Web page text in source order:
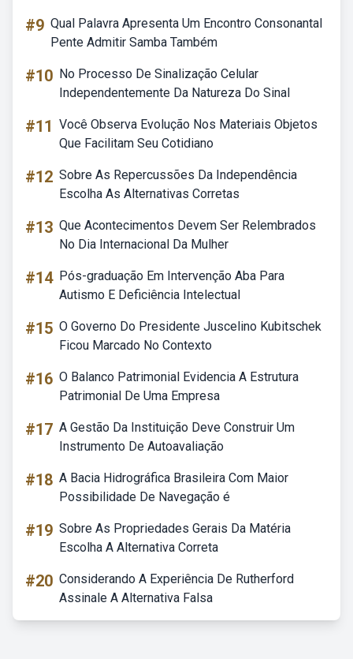
#9 Qual Palavra Apresenta Um Encontro Consonantal
Pente Admitir Samba Também
#10 No Processo De Sinalização Celular
Independentemente Da Natureza Do Sinal
#11 Você Observa Evolução Nos Materiais Objetos
Que Facilitam Seu Cotidiano
#12 Sobre As Repercussões Da Independência
Escolha As Alternativas Corretas
#13 Que Acontecimentos Devem Ser Relembrados
No Dia Internacional Da Mulher
#14 Pós-graduação Em Intervenção Aba Para
Autismo E Deficiência Intelectual
#15 O Governo Do Presidente Juscelino Kubitschek
Ficou Marcado No Contexto
#16 O Balanco Patrimonial Evidencia A Estrutura
Patrimonial De Uma Empresa
#17 A Gestão Da Instituição Deve Construir Um
Instrumento De Autoavaliação
#18 A Bacia Hidrográfica Brasileira Com Maior
Possibilidade De Navegação é
#19 Sobre As Propriedades Gerais Da Matéria
Escolha A Alternativa Correta
#20 Considerando A Experiência De Rutherford
Assinale A Alternativa Falsa